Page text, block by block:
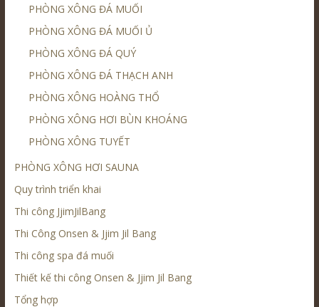
PHÒNG XÔNG ĐÁ MUỐI
PHÒNG XÔNG ĐÁ MUỐI Ủ
PHÒNG XÔNG ĐÁ QUÝ
PHÒNG XÔNG ĐÁ THẠCH ANH
PHÒNG XÔNG HOÀNG THỔ
PHÒNG XÔNG HƠI BÙN KHOÁNG
PHÒNG XÔNG TUYẾT
PHÒNG XÔNG HƠI SAUNA
Quy trình triển khai
Thi công JjimJilBang
Thi Công Onsen & Jjim Jil Bang
Thi công spa đá muối
Thiết kế thi công Onsen & Jjim Jil Bang
Tổng hợp